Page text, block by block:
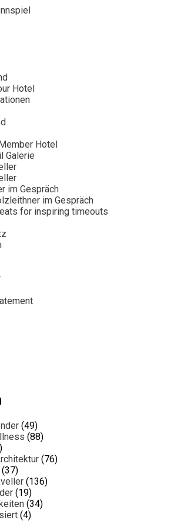
Hotel
Hotel
Galerie
im Gespräch
im Gespräch
for inspiring timeouts
(49)
(88)
(76)
(37)
(136)
(19)
(34)
(4)